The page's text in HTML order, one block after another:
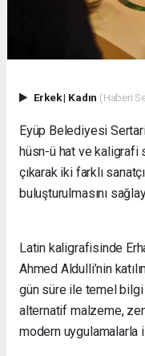
Erkek| Kadın (Haberi
Eyüp Belediyesi
hüsn-ü hat ve kaligrafi
çıkarak iki farklı
buluşturulmasını
Latin kaligrafisinde
Ahmed Aldulli’nin
gün süre ile temel
alternatif malzeme,
modern uygulamalarla